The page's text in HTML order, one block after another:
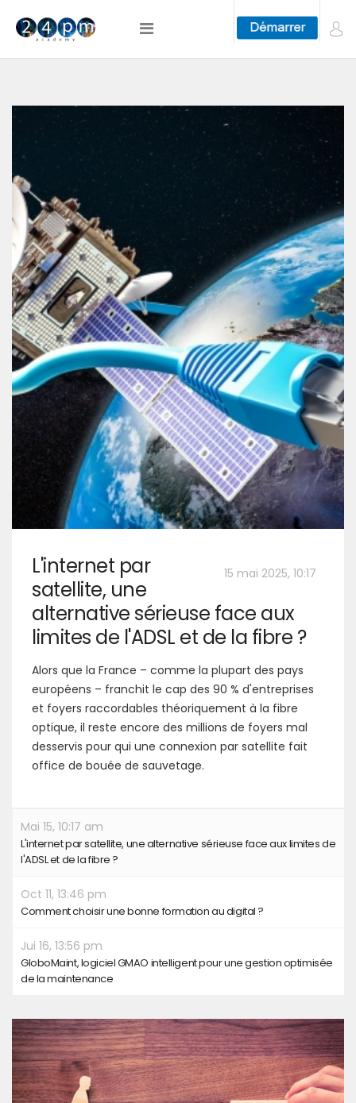
15 mai 2025, 10:17
L'internet par
satellite, une
alternative sérieuse face aux
limites de l'ADSL et de la fibre ?
Alors que la France – comme la plupart des pays
européens – franchit le cap des 90 % d'entreprises
et foyers raccordables théoriquement à la fibre
optique, il reste encore des millions de foyers mal
desservis pour qui une connexion par satellite fait
office de bouée de sauvetage.
Mai 15, 10:17 am
L'internet par satellite, une alternative sérieuse face aux limites de
l'ADSL et de la fibre ?
Oct 11, 13:46 pm
Comment choisir une bonne formation au digital ?
Jui 16, 13:56 pm
GloboMaint, logiciel GMAO intelligent pour une gestion optimisée
de la maintenance